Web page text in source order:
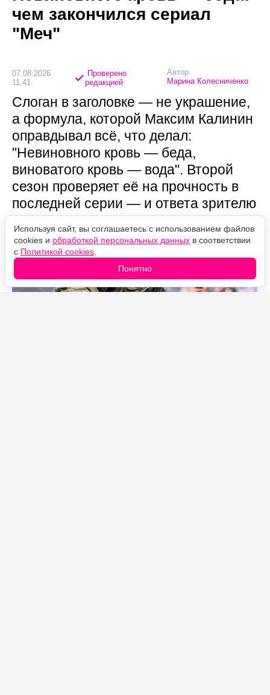
чем закончился сериал
"Меч"
07.08.2026
11:41
Проверено
редакцией
Автор:
Марина Колесниченко
Слоган в заголовке — не украшение,
а формула, которой Максим Калинин
оправдывал всё, что делал:
"Невиновного кровь — беда,
виноватого кровь — вода". Второй
сезон проверяет её на прочность в
последней серии — и ответа зрителю
не даёт.
Используя сайт, вы соглашаетесь с использованием файлов
cookies и обработкой персональных данных в соответствии
с Политикой cookies
Понятно